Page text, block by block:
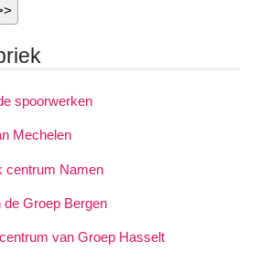
spoorwerken
Mechelen
centrum Namen
de Groep Bergen
van Groep Hasselt